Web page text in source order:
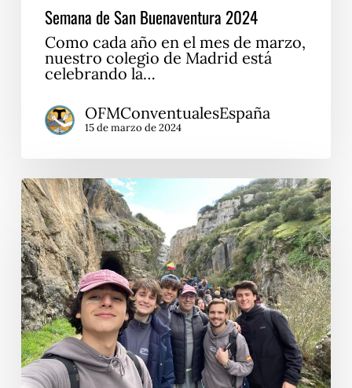
Semana de San Buenaventura 2024
Como cada año en el mes de marzo,
nuestro colegio de Madrid está
celebrando la…
OFMConventualesEspaña
15 de marzo de 2024
Javierada
2024